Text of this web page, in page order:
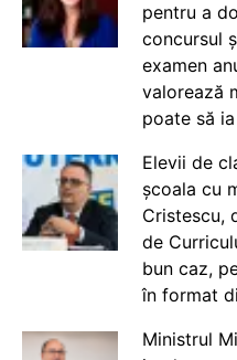
pentru a
concursul
examen
valorează
poate să
Elevii de
școala cu
Cristescu,
de
bun caz,
în format
Ministrul